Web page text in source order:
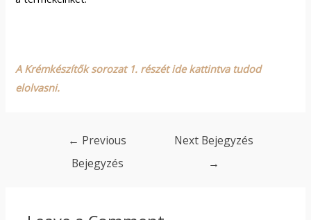
A Krémkészítők sorozat 1. részét ide kattintva tudod
elolvasni.
Bejegyzés
← Previous
Bejegyzés
Next Bejegyzés
→